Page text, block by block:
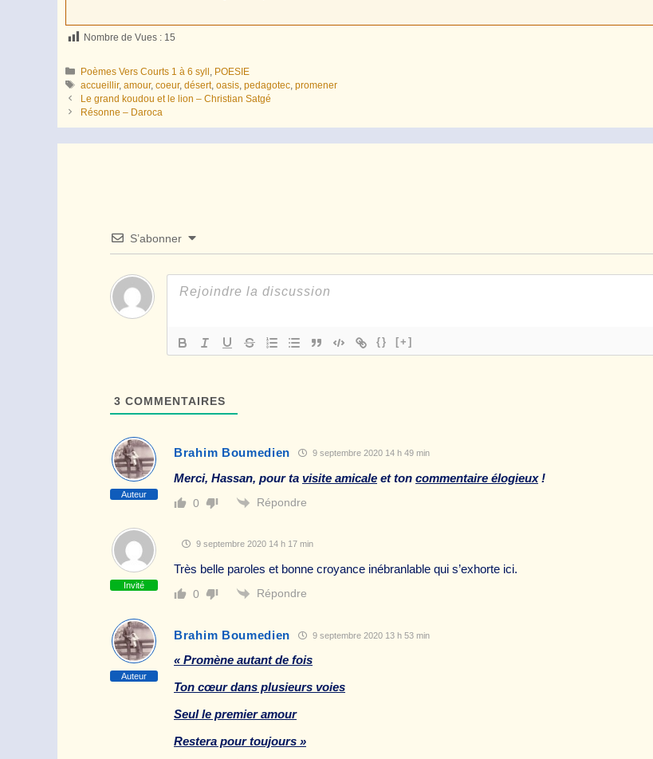
Nombre de Vues : 15
Catégories
Poèmes Vers Courts 1 à 6 syll POESIE
Étiquettes
accueillir,amour,coeur,désert,oasis ,pedagotec ,promener
Le grand koudou et le lion – Christian Satgé
Résonne – Daroca
S’abonner
{} [+]
3 COMMENTAIRES
Auteur
Brahim Boumedien 9 septembre 2020 14 h 49 min
Merci, Hassan, pour ta visite amicale et ton commentaire élogieux!
0 Répondre
Invité
9 septembre 2020 14 h 17 min
Très belle paroles et bonne croyance inébranlable qui s’exhorte ici.
0 Répondre
Auteur
Brahim Boumedien 9 septembre 2020 13 h 53 min
« Promène autant de fois
Ton cœur dans plusieurs voies
Seul le premier amour
Restera pour toujours »